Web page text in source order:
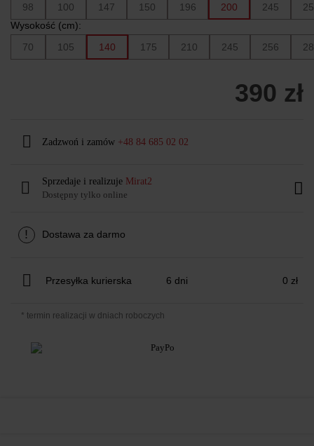
98
100 147 150 196 200 245
Wysokość (cm):
70
105 140 175 210 245 256
390 zł
Zadzwoń i zamów +48 84 685 02 02
Sprzedaje i realizuje Mirat2
Dostępny tylko online
! Dostawa za darmo
Przesyłka kurierska 6 dni 0 zł
* termin realizacji w dniach roboczych